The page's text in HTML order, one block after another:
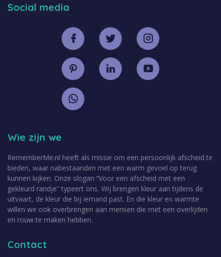
Contact
Wie zijn we
RememberMe.nl heeft als missie om een persoonlijk afscheid te
bieden, waar nabestaanden met een warm gevoel op terug
kunnen kijken. Onze slogan “Voor een afscheid met een
gekleurd randje” typeert ons. Wij brengen kleur aan tijdens de
uitvaart, de kleur die bij iemand past. En die kleur en warmte
willen we ook overbrengen aan mensen die met een overlijden
en rouw te maken hebben.
Social media